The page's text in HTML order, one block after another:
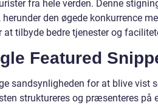
fra hele verden. Denne
herunder den øgede konkurrence
at tilbyde bedre tjenester og
Featured
sandsynligheden for at blive vist
struktureres og præsenteres på